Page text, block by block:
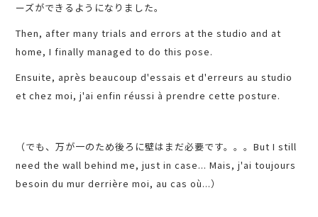
ーズができるようになりました。
Then, after many trials and errors at the studio and at
home, I finally managed to do this pose.
Ensuite, après beaucoup d'essais et d'erreurs au studio
et chez moi, j'ai enfin réussi à prendre cette posture.
（でも、万が一のため後ろに壁はまだ必要です。。。But I still
need the wall behind me, just in case... Mais, j'ai toujours
besoin du mur derrière moi, au cas où...）